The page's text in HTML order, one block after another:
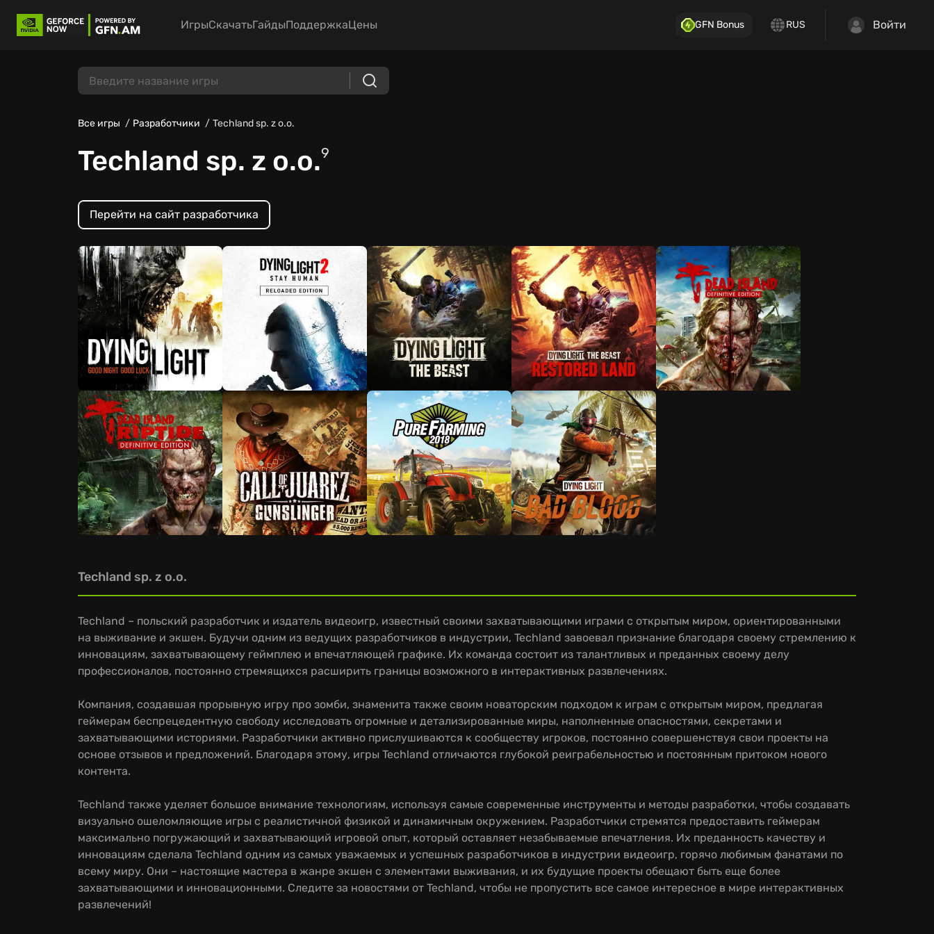
ИгрыСкачатьГайдыПоддержкаЦены GFN Bonus RUS Войти
Все игры Разработчики Techland sp. z o.o.
Techland sp. z o.o.9
Перейти на сайт разработчика
Techland sp. z o.o.
Techland – польский разработчик и издатель видеоигр, известный своими захватывающими играми с открытым миром, ориентированными
на выживание и экшен. Будучи одним из ведущих разработчиков в индустрии, Techland завоевал признание благодаря своему стремлению к
инновациям, захватывающему геймплею и впечатляющей графике. Их команда состоит из талантливых и преданных своему делу
профессионалов, постоянно стремящихся расширить границы возможного в интерактивных развлечениях.
Компания, создавшая прорывную игру про зомби, знаменита также своим новаторским подходом к играм с открытым миром, предлагая
геймерам беспрецедентную свободу исследовать огромные и детализированные миры, наполненные опасностями, секретами и
захватывающими историями. Разработчики активно прислушиваются к сообществу игроков, постоянно совершенствуя свои проекты на
основе отзывов и предложений. Благодаря этому, игры Techland отличаются глубокой реиграбельностью и постоянным притоком нового
контента.
Techland также уделяет большое внимание технологиям, используя самые современные инструменты и методы разработки, чтобы создавать
визуально ошеломляющие игры с реалистичной физикой и динамичным окружением. Разработчики стремятся предоставить геймерам
максимально погружающий и захватывающий игровой опыт, который оставляет незабываемые впечатления. Их преданность качеству и
инновациям сделала Techland одним из самых уважаемых и успешных разработчиков в индустрии видеоигр, горячо любимым фанатами по
всему миру. Они – настоящие мастера в жанре экшен с элементами выживания, и их будущие проекты обещают быть еще более
захватывающими и инновационными. Следите за новостями от Techland, чтобы не пропустить все самое интересное в мире интерактивных
развлечений!